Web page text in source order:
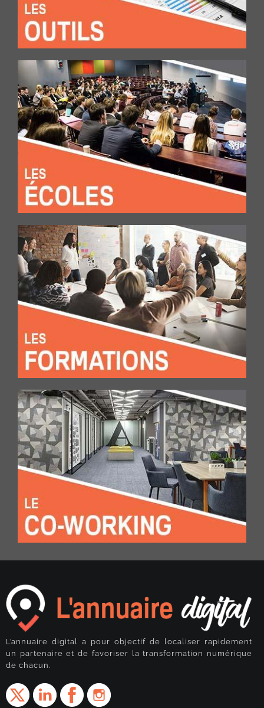
L’annuaire digital a pour objectif de localiser rapidement
un partenaire et de favoriser la transformation numérique
de chacun.